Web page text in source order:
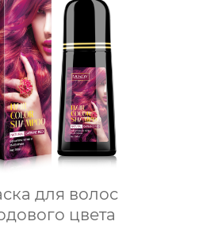
для волос
цвета